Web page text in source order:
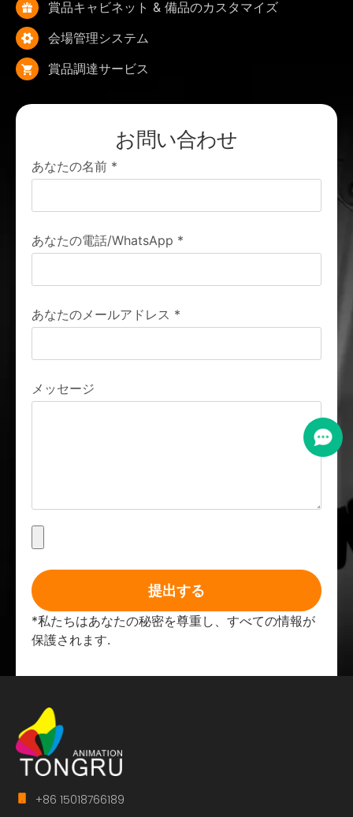
賞品キャビネット & 備品のカスタマイズ
会場管理システム
賞品調達サービス
お問い合わせ
あなたの名前 *
あなたの電話/WhatsApp *
あなたのメールアドレス *
メッセージ
提出する
*私たちはあなたの秘密を尊重し、すべての情報が
保護されます.
+86 15018766189